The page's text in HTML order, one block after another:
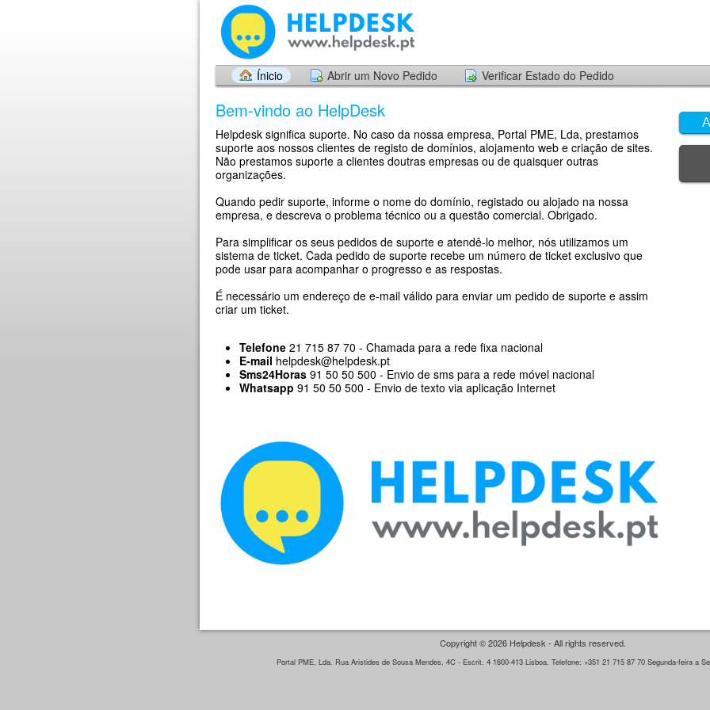
Ínicio Abrir um Novo Pedido Verificar Estado do Pedido
Bem-vindo ao HelpDesk
Helpdesk significa suporte. No caso da nossa empresa, Portal PME, Lda, prestamos
suporte aos nossos clientes de registo de domínios, alojamento web e criação de sites.
Não prestamos suporte a clientes doutras empresas ou de quaisquer outras
organizações.
Quando pedir suporte, informe o nome do domínio, registado ou alojado na nossa
empresa, e descreva o problema técnico ou a questão comercial. Obrigado.
Para simplificar os seus pedidos de suporte e atendê-lo melhor, nós utilizamos um
sistema de ticket. Cada pedido de suporte recebe um número de ticket exclusivo que
pode usar para acompanhar o progresso e as respostas.
É necessário um endereço de e-mail válido para enviar um pedido de suporte e assim
criar um ticket.
Telefone 21 715 87 70 - Chamada para a rede fixa nacional
E-mail helpdesk@helpdesk.pt
Sms24Horas 91 50 50 500 - Envio de sms para a rede móvel nacional
Whatsapp 91 50 50 500 - Envio de texto via aplicação Internet
Copyright © 2026 Helpdesk - All rights reserved.
Portal PME, Lda. Rua Aristides de Sousa Mendes, 4C - Escrit. 4 1600-413 Lisboa. Telefone: +351 21 715 87 70 Segunda-feira a